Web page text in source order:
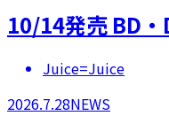
10/14発売 BD
Juice=Juice
2026.7.28NEWS